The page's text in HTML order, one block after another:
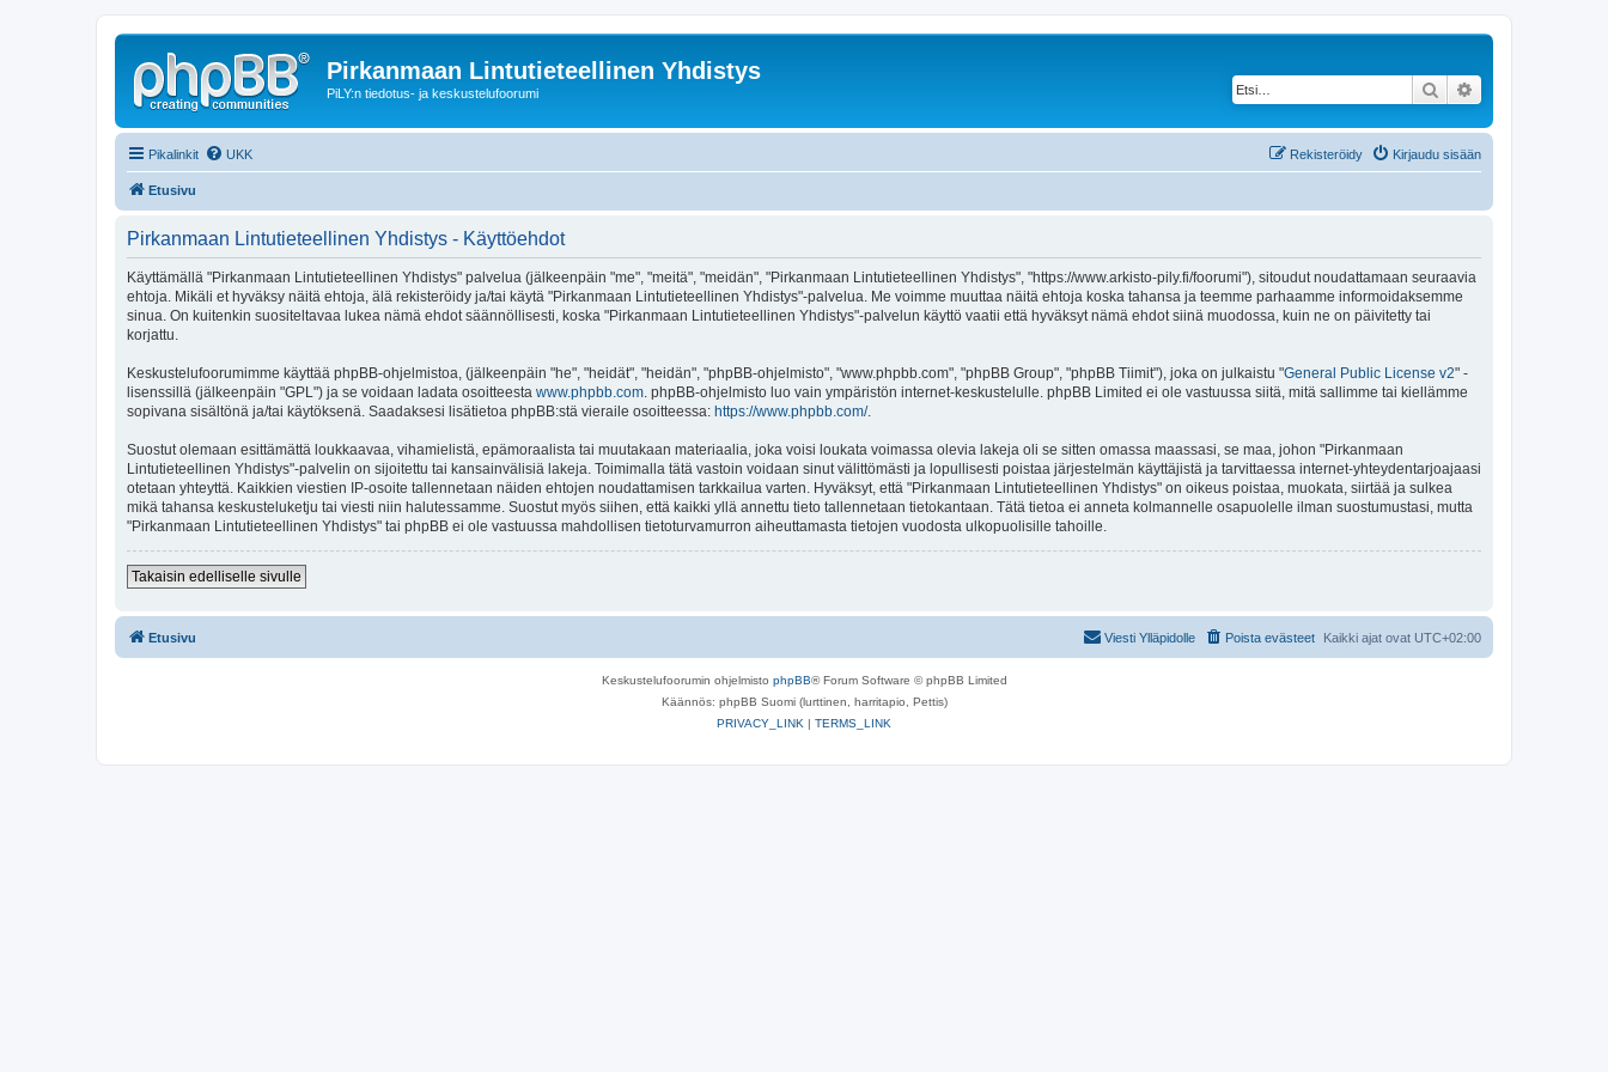
Pirkanmaan Lintutieteellinen Yhdistys
PiLY:n tiedotus- ja keskustelufoorumi Etsi
Pikalinkit UKK Kirjaudu sisään
Rekisteröidy
Etusivu
Pirkanmaan Lintutieteellinen Yhdistys - Käyttöehdot
Käyttämällä "Pirkanmaan Lintutieteellinen Yhdistys" palvelua (jälkeenpäin "me", "meitä", "meidän", "Pirkanmaan Lintutieteellinen Yhdistys", "https://www.arkisto-pily.fi/foorumi"), sitoudut noudattamaan seuraavia
ehtoja. Mikäli et hyväksy näitä ehtoja, älä rekisteröidy ja/tai käytä "Pirkanmaan Lintutieteellinen Yhdistys"-palvelua. Me voimme muuttaa näitä ehtoja koska tahansa ja teemme parhaamme informoidaksemme
sinua. On kuitenkin suositeltavaa lukea nämä ehdot säännöllisesti, koska "Pirkanmaan Lintutieteellinen Yhdistys"-palvelun käyttö vaatii että hyväksyt nämä ehdot siinä muodossa, kuin ne on päivitetty tai
korjattu.
Keskustelufoorumimme käyttää phpBB-ohjelmistoa, (jälkeenpäin "he", "heidät", "heidän", "phpBB-ohjelmisto", "www.phpbb.com", "phpBB Group", "phpBB Tiimit"), joka on julkaistu "General Public License v2" -
lisenssillä (jälkeenpäin "GPL") ja se voidaan ladata osoitteesta www.phpbb.com . phpBB-ohjelmisto luo vain ympäristön internet-keskustelulle. phpBB Limited ei ole vastuussa siitä, mitä sallimme tai kiellämme
sopivana sisältönä ja/tai käytöksenä. Saadaksesi lisätietoa phpBB:stä vieraile osoitteessa: https://www.phpbb.com/.
Suostut olemaan esittämättä loukkaavaa, vihamielistä, epämoraalista tai muutakaan materiaalia, joka voisi loukata voimassa olevia lakeja oli se sitten omassa maassasi, se maa, johon "Pirkanmaan
Lintutieteellinen Yhdistys"-palvelin on sijoitettu tai kansainvälisiä lakeja. Toimimalla tätä vastoin voidaan sinut välittömästi ja lopullisesti poistaa järjestelmän käyttäjistä ja tarvittaessa internet-yhteydentarjoajaasi
otetaan yhteyttä. Kaikkien viestien IP-osoite tallennetaan näiden ehtojen noudattamisen tarkkailua varten. Hyväksyt, että "Pirkanmaan Lintutieteellinen Yhdistys" on oikeus poistaa, muokata, siirtää ja sulkea
mikä tahansa keskusteluketju tai viesti niin halutessamme. Suostut myös siihen, että kaikki yllä annettu tieto tallennetaan tietokantaan. Tätä tietoa ei anneta kolmannelle osapuolelle ilman suostumustasi, mutta
"Pirkanmaan Lintutieteellinen Yhdistys" tai phpBB ei ole vastuussa mahdollisen tietoturvamurron aiheuttamasta tietojen vuodosta ulkopuolisille tahoille.
Takaisin edelliselle sivulle
Etusivu Kaikki ajat ovat UTC+02:00
Poista evästeet
Viesti Ylläpidolle
Keskustelufoorumin ohjelmisto phpBB® Forum Software © phpBB Limited
Käännös: phpBB Suomi (lurttinen, harritapio, Pettis)
PRIVACY_LINK | TERMS_LINK